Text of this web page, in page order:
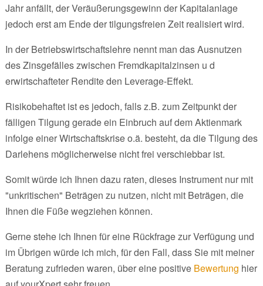
Jahr anfällt, der Veräußerungsgewinn der Kapitalanlage
jedoch erst am Ende der tilgungsfreien Zeit realisiert wird.
In der Betriebswirtschaftslehre nennt man das Ausnutzen
des Zinsgefälles zwischen Fremdkapitalzinsen u d
erwirtschafteter Rendite den Leverage-Effekt.
Risikobehaftet ist es jedoch, falls z.B. zum Zeitpunkt der
fälligen Tilgung gerade ein Einbruch auf dem Aktienmark
infolge einer Wirtschaftskrise o.ä. besteht, da die Tilgung des
Darlehens möglicherweise nicht frei verschiebbar ist.
Somit würde ich Ihnen dazu raten, dieses Instrument nur mit
"unkritischen" Beträgen zu nutzen, nicht mit Beträgen, die
Ihnen die Füße wegziehen können.
Gerne stehe ich Ihnen für eine Rückfrage zur Verfügung und
im Übrigen würde ich mich, für den Fall, dass Sie mit meiner
Beratung zufrieden waren, über eine positive Bewertung hier